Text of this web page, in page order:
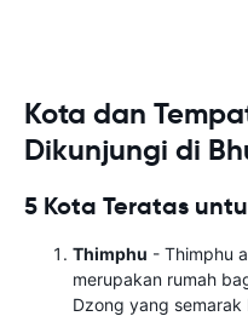
Kota dan
Dikunjungi di
5 Kota Teratas
Thimphu - Thimphu
merupakan rumah
Dzong yang